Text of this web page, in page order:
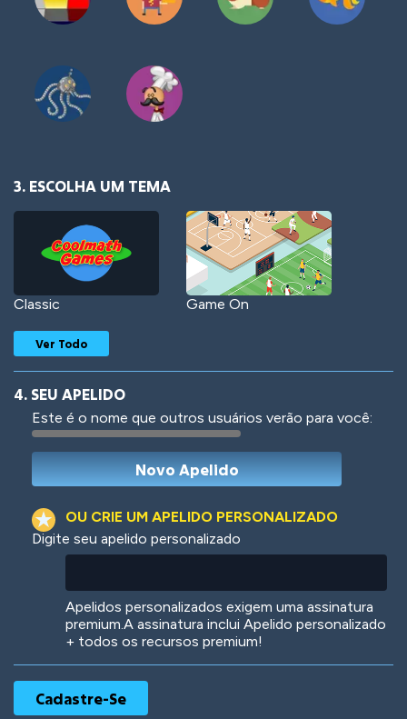
3. ESCOLHA UM TEMA
Classic Game On
Woof Jungle Cats
Ver Todo
4. SEU APELIDO
Este é o nome que outros usuários verão para você:
OU CRIE UM APELIDO PERSONALIZADO
Digite seu apelido personalizado
Apelidos personalizados exigem uma assinatura
premium.A assinatura inclui Apelido personalizado
+ todos os recursos premium!